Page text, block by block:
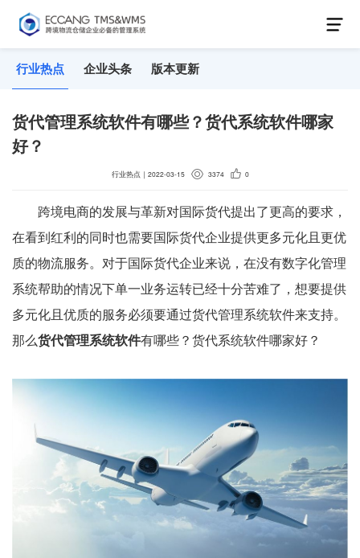
行业热点 企业头条 版本更新
货代管理系统软件有哪些？货代系统软件哪家
好？
行业热点 ｜ 2022-03-15 3374 0
跨境电商的发展与革新对国际货代提出了更高的要求，
在看到红利的同时也需要国际货代企业提供更多元化且更优
质的物流服务。对于国际货代企业来说，在没有数字化管理
系统帮助的情况下单一业务运转已经十分苦难了，想要提供
多元化且优质的服务必须要通过货代管理系统软件来支持。
那么货代管理系统软件有哪些？货代系统软件哪家好？